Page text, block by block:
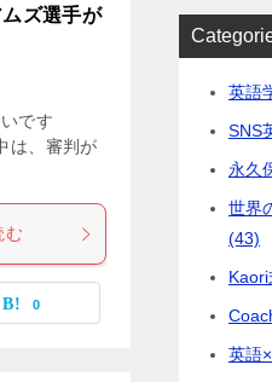
ズ選手が
です
は、審判が
む
0
英語
SNS
永久
世界
(43)
英語